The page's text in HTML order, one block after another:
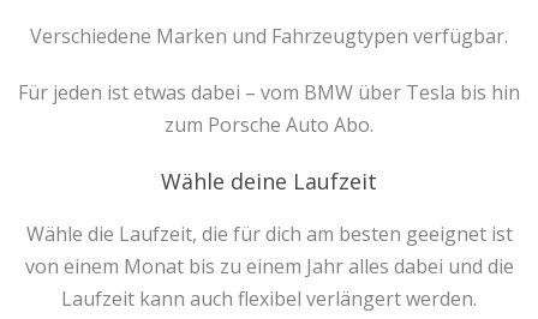
Verschiedene Marken und Fahrzeugtypen verfügbar.
Für jeden ist etwas dabei – vom BMW über Tesla bis hin
zum Porsche Auto Abo.
Wähle deine Laufzeit
Wähle die Laufzeit, die für dich am besten geeignet ist
von einem Monat bis zu einem Jahr alles dabei und die
Laufzeit kann auch flexibel verlängert werden.